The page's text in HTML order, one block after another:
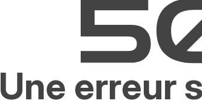
Une erreur